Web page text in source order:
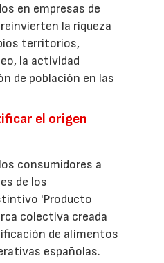
en empresas de
la riqueza
territorios,
la actividad
de población en las
el origen
consumidores a
de los
'Producto
colectiva creada
de alimentos
españolas.